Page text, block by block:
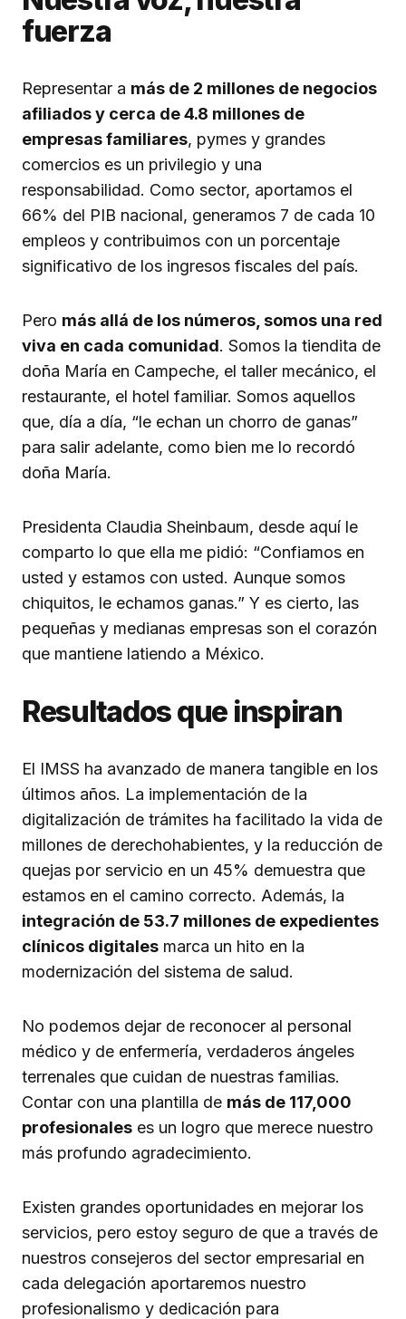
fuerza
Representar a más de 2 millones de negocios
afiliados y cerca de 4.8 millones de
empresas familiares, pymes y grandes
comercios es un privilegio y una
responsabilidad. Como sector, aportamos el
66% del PIB nacional, generamos 7 de cada 10
empleos y contribuimos con un porcentaje
significativo de los ingresos fiscales del país.
Pero más allá de los números, somos una red
viva en cada comunidad. Somos la tiendita de
doña María en Campeche, el taller mecánico, el
restaurante, el hotel familiar. Somos aquellos
que, día a día, “le echan un chorro de ganas”
para salir adelante, como bien me lo recordó
doña María.
Presidenta Claudia Sheinbaum, desde aquí le
comparto lo que ella me pidió: “Confiamos en
usted y estamos con usted. Aunque somos
chiquitos, le echamos ganas.” Y es cierto, las
pequeñas y medianas empresas son el corazón
que mantiene latiendo a México.
Resultados que inspiran
El IMSS ha avanzado de manera tangible en los
últimos años. La implementación de la
digitalización de trámites ha facilitado la vida de
millones de derechohabientes, y la reducción de
quejas por servicio en un 45% demuestra que
estamos en el camino correcto. Además, la
integración de 53.7 millones de expedientes
clínicos digitales marca un hito en la
modernización del sistema de salud.
No podemos dejar de reconocer al personal
médico y de enfermería, verdaderos ángeles
terrenales que cuidan de nuestras familias.
Contar con una plantilla de más de 117,000
profesionales es un logro que merece nuestro
más profundo agradecimiento.
Existen grandes oportunidades en mejorar los
servicios, pero estoy seguro de que a través de
nuestros consejeros del sector empresarial en
cada delegación aportaremos nuestro
profesionalismo y dedicación para